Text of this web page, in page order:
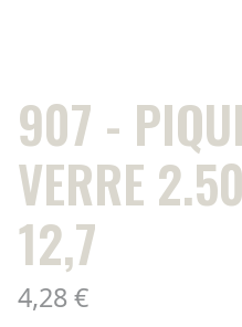
907 -
VERRE
12,7
4,28 €